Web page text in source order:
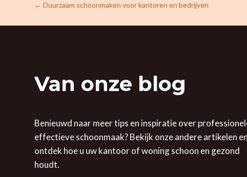
←Duurzaam schoonmaken voor kantoren en bedrijven
Van onze blog
Benieuwd naar meer tips en inspiratie over
effectieve schoonmaak? Bekijk onze andere artikelen en
ontdek hoe u uw kantoor of woning schoon en gezond
houdt.